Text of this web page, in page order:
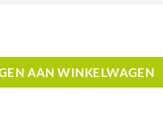
AAN WINKELWAGEN